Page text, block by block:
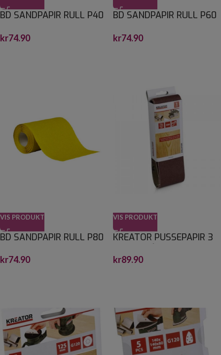
BD SANDPAPIR RULL P40
kr74.90
BD SANDPAPIR RULL P60
kr74.90
VIS PRODUKT
BD SANDPAPIR RULL P80
kr74.90
VIS PRODUKT
KREATOR PUSSEPAPIR 3
533 MM
kr89.90